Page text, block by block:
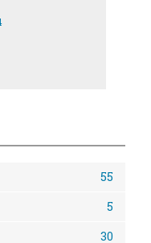
55
5
30